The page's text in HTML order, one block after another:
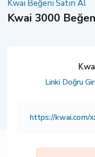
Kwai Beğeni Satın Al
Kwai 3000
Linki Doğru